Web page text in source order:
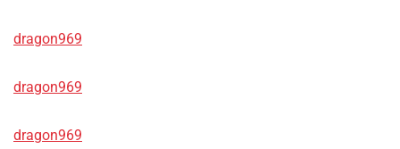
dragon969
dragon969
dragon969